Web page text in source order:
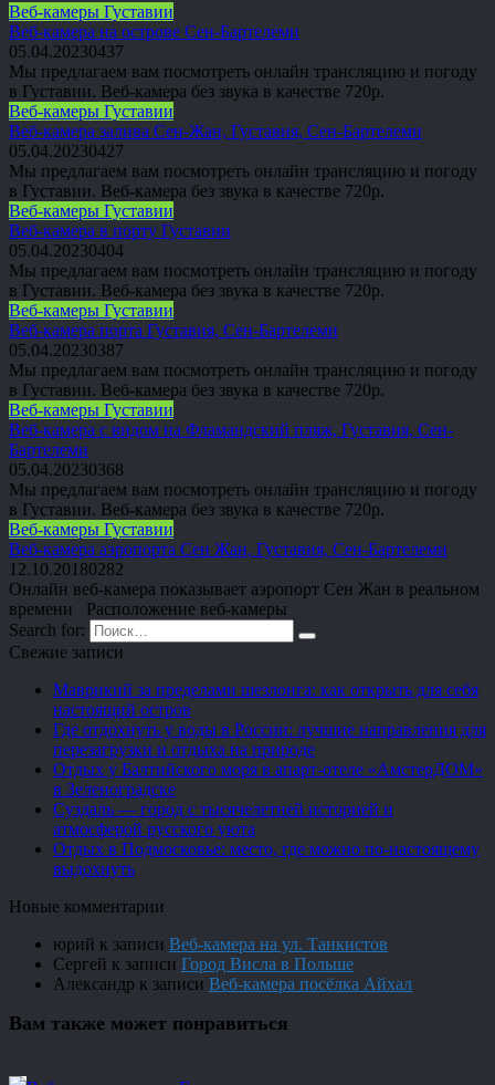
Веб-камеры Густавии
Веб-камера на острове Сен-Бартелеми
05.04.20230437
Мы предлагаем вам посмотреть онлайн трансляцию и погоду
в Густавии. Веб-камера без звука в качестве 720p.
Веб-камеры Густавии
Веб-камера залива Сен-Жан, Густавия, Сен-Бартелеми
05.04.20230427
Мы предлагаем вам посмотреть онлайн трансляцию и погоду
в Густавии. Веб-камера без звука в качестве 720p.
Веб-камеры Густавии
Веб-камера в порту Густавии
05.04.20230404
Мы предлагаем вам посмотреть онлайн трансляцию и погоду
в Густавии. Веб-камера без звука в качестве 720p.
Веб-камеры Густавии
Веб-камера порта Густавия, Сен-Бартелеми
05.04.20230387
Мы предлагаем вам посмотреть онлайн трансляцию и погоду
в Густавии. Веб-камера без звука в качестве 720p.
Веб-камеры Густавии
Веб-камера с видом на Фламандский пляж, Густавия, Сен-
Бартелеми
05.04.20230368
Мы предлагаем вам посмотреть онлайн трансляцию и погоду
в Густавии. Веб-камера без звука в качестве 720p.
Веб-камеры Густавии
Веб-камера аэропорта Сен Жан, Густавия, Сен-Бартелеми
12.10.20180282
Онлайн веб-камера показывает аэропорт Сен Жан в реальном
времени Расположение веб-камеры
Search for:
Свежие записи
Маврикий за пределами шезлонга: как открыть для себя
настоящий остров
Где отдохнуть у воды в России: лучшие направления для
перезагрузки и отдыха на природе
Отдых у Балтийского моря в апарт-отеле «АмстерДОМ»
в Зеленоградске
Суздаль — город с тысячелетней историей и
атмосферой русского уюта
Отдых в Подмосковье: место, где можно по-настоящему
выдохнуть
Новые комментарии
юрий к записи Веб-камера на ул. Танкистов
Сергей к записи Город Висла в Польше
Александр к записи Веб-камера посёлка Айхал
Вам также может понравиться